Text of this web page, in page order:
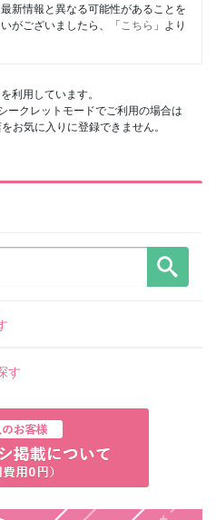
新情報と異なる可能性があることを
がございましたら、「 こちら 」より
を利用しています。
ークレットモードでご利用の場合は
お気に入りに登録できません。
す